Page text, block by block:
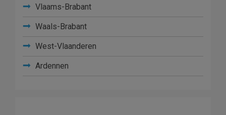
Vlaams-Brabant
Waals-Brabant
West-Vlaanderen
Ardennen